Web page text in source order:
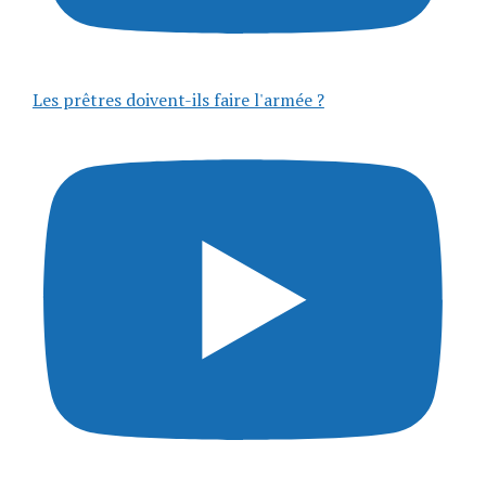
Les prêtres doivent-ils faire l'armée ?